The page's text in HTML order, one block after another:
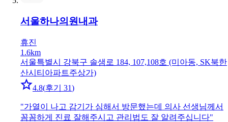
서울하나의원 내과
휴진
1.6km
서울특별시 강북구 솔샘로 184, 107,108호 (미아동, SK북한
산시티아파트주상가)
4.8(후기 31)
"가열이 나고 감기가 심해서 방문했는데 의사 선생님께서
꼼꼼하게 진료 잘해주시고 관리법도 잘 알려주십니다"